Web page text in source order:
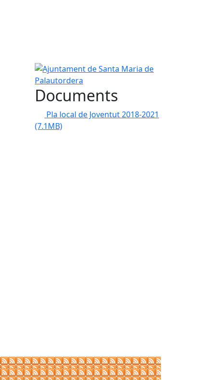
Ajuntament de Santa Maria de Palautordera
Documents
Pla local de Joventut 2018-2021
(7.1MB)